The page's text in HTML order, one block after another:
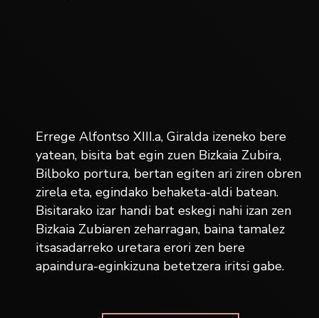
Errege Alfontso XIII.a, Giralda izeneko bere
yatean, bisita bat egin zuen Bizkaia Zubira,
Bilboko portura, bertan egiten ari ziren obren
zirela eta, egindako behaketa-aldi batean.
Bisitarako izar handi bat eskegi nahi izan zen
Bizkaia Zubiaren zeharragan, baina tamalez
itsasadarreko uretara erori zen bere
apaindura-eginkizuna betetzera iritsi gabe.